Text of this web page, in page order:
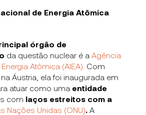
de Energia Atômica
órgão de
da questão nuclear é a Agência
Atômica (AIEA). Com
Áustria, ela foi inaugurada em
atuar como uma entidade
com laços estreitos com a
Nações Unidas (ONU). A